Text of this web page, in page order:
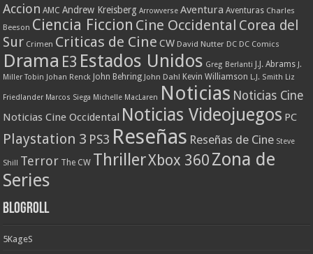
Accion AMC Andrew Kreisberg Arrowverse Aventura Aventuras Charles
Beeson Ciencia Ficcion Cine Occidental Corea del
Sur Crimen Criticas de Cine CW David Nutter DC DC Comics
Drama E3 Estados Unidos Greg Berlanti J.J. Abrams J.
Miller Tobin Johan Renck John Behring John Dahl Kevin Williamson L.J. Smith Liz
Friedlander Marcos Siega Michelle MacLaren Noticias Noticias Cine
Noticias Cine Occidental Noticias Videojuegos PC
Playstation 3 PS3 Reseñas Reseñas de Cine Steve
Shill Terror The CW ThrillerXbox 360 Zona de
Series
Blogroll
5KageS